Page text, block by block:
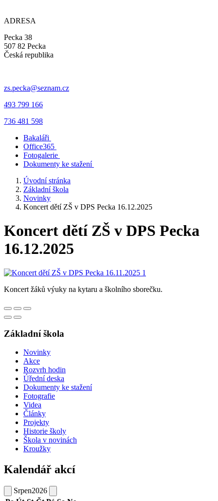
ADRESA
Pecka 38
507 82 Pecka
Česká republika
zs.pecka@seznam.cz
493 799 166
736 481 598
Bakaláři
Office365
Fotogalerie
Dokumenty ke stažení
Úvodní stránka
Základní škola
Novinky
Koncert dětí ZŠ v DPS Pecka 16.12.2025
Koncert dětí ZŠ v DPS Pecka
16.12.2025
Koncert žáků výuky na kytaru a školního sborečku.
Základní škola
Novinky
Akce
Rozvrh hodin
Úřední deska
Dokumenty ke stažení
Fotografie
Videa
Články
Projekty
Historie školy
Škola v novinách
Kroužky
Kalendář akcí
Srpen2026